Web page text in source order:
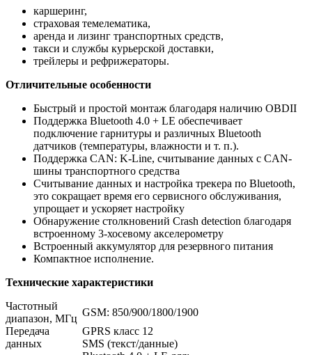
каршеринг,
страховая темелематика,
аренда и лизинг транспортных средств,
такси и службы курьерской доставки,
трейлеры и рефрижераторы.
Отличительные особенности
Быстрый и простой монтаж благодаря наличию OBDII
Поддержка Bluetooth 4.0 + LE обеспечивает
подключение гарнитуры и различных Bluetooth
датчиков (температуры, влажности и т. п.).
Поддержка CAN: K-Line, считывание данных с CAN-
шины транспортного средства
Считывание данных и настройка трекера по Bluetooth,
это сокращает время его сервисного обслуживания,
упрощает и ускоряет настройку
Обнаружение столкновений Crash detection благодаря
встроенному 3-хосевому акселерометру
Встроенный аккумулятор для резервного питания
Компактное исполнение.
Технические характеристики
Частотный
диапазон, МГц
GSM: 850/900/1800/1900
Передача
данных
GPRS класс 12
SMS (текст/данные)